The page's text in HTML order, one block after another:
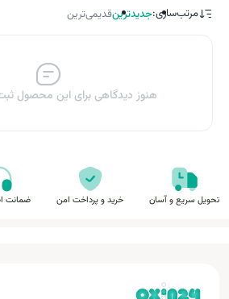
مرتب‌سازی:جدیدترینقدیمی‌ترین
هنوز دیدگاهی برای این محصول
تحویل سریع و آسان خرید و پرداخت امن ضمانت